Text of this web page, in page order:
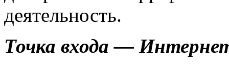
деятельность.
Точка входа —